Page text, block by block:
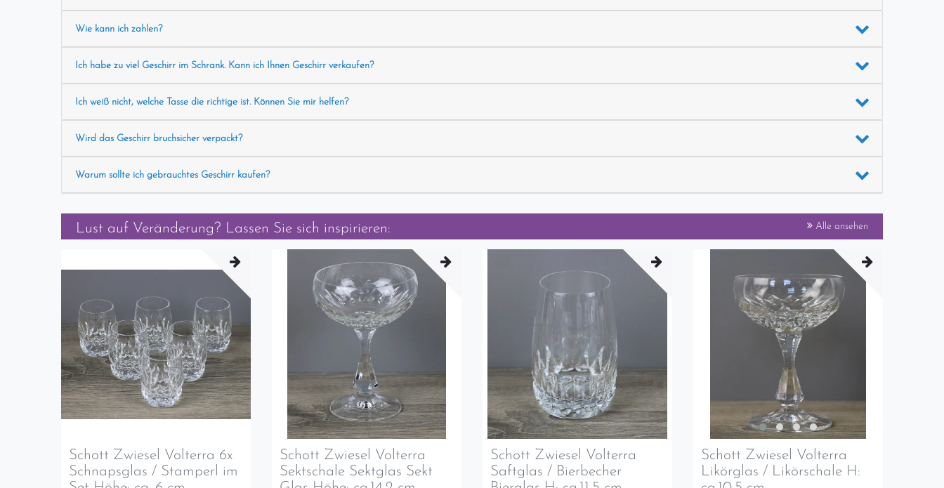
Wie kann ich zahlen?
Ich habe zu viel Geschirr im Schrank. Kann ich Ihnen Geschirr verkaufen?
Ich weiß nicht, welche Tasse die richtige ist. Können Sie mir helfen?
Wird das Geschirr bruchsicher verpackt?
Warum sollte ich gebrauchtes Geschirr kaufen?
Lust auf Veränderung? Lassen Sie sich inspirieren: Alle ansehen
Schott Zwiesel Volterra 6x
Schnapsglas / Stamperl im
Schott Zwiesel Volterra
Sektschale Sektglas Sekt
Schott Zwiesel Volterra
Saftglas / Bierbecher
Schott Zwiesel Volterra
Likörglas / Likörschale H: